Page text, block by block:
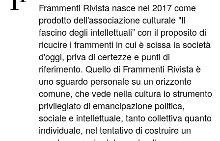
Frammenti Rivista nasce nel 2017 come
prodotto dell'associazione culturale "Il
fascino degli intellettuali” con il proposito di
ricucire i frammenti in cui è scissa la società
d'oggi, priva di certezze e punti di
riferimento. Quello di Frammenti Rivista è
uno sguardo personale su un orizzonte
comune, che vede nella cultura lo strumento
privilegiato di emancipazione politica,
sociale e intellettuale, tanto collettiva quanto
individuale, nel tentativo di costruire un